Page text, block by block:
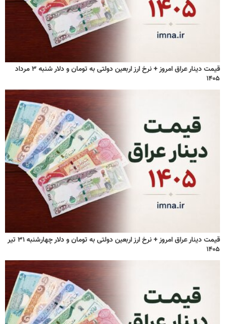
قیمت دینار عراق امروز + نرخ ارز اربعین دولتی به تومان و دلار شنبه ۳ مرداد
۱۴۰۵
قیمت دینار عراق امروز + نرخ ارز اربعین دولتی به تومان و دلار چهارشنبه ۳۱ تیر
۱۴۰۵